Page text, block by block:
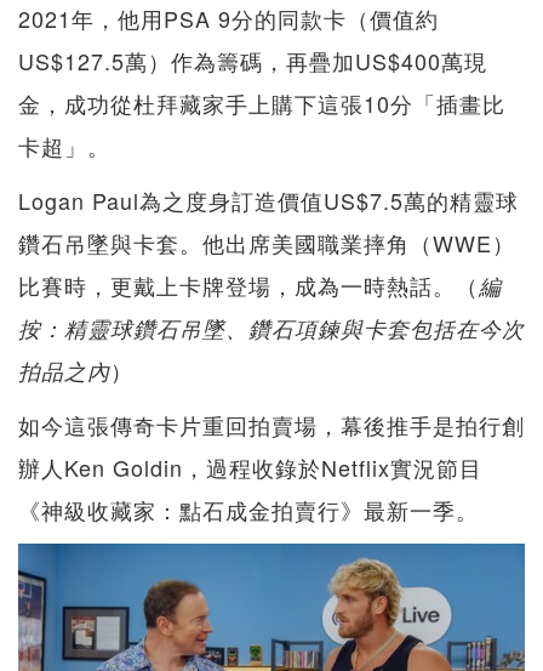
2021年，他用PSA 9分的同款卡（價值約
US$127.5萬）作為籌碼，再疊加US$400萬現
金，成功從杜拜藏家手上購下這張10分「插畫比
卡超」。
Logan Paul為之度身訂造價值US$7.5萬的精靈球
鑽石吊墜與卡套。他出席美國職業摔角（WWE）
比賽時，更戴上卡牌登場，成為一時熱話。（ 編
按：精靈球鑽石吊墜、鑽石項鍊與卡套包括在今次
拍品之內）
如今這張傳奇卡片重回拍賣場，幕後推手是拍行創
辦人Ken Goldin，過程收錄於Netflix實況節目
《神級收藏家：點石成金拍賣行》最新一季。